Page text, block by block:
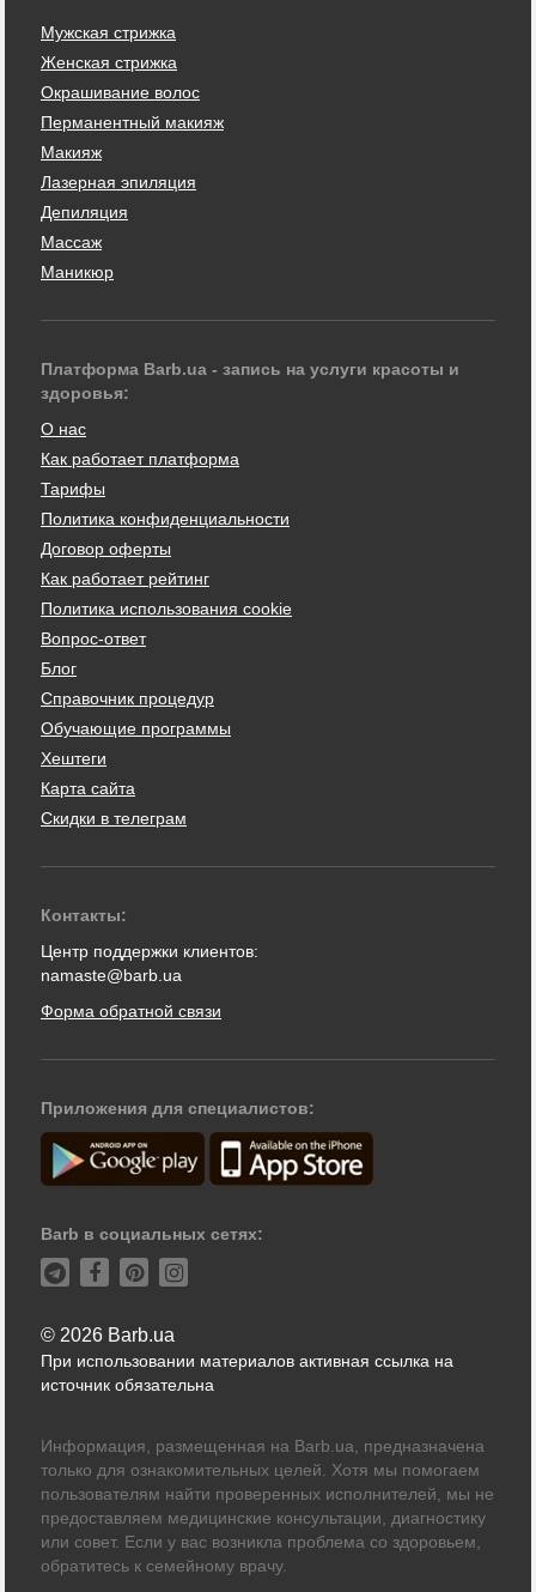
Мужская стрижка
Женская стрижка
Окрашивание волос
Перманентный макияж
Макияж
Лазерная эпиляция
Депиляция
Массаж
Маникюр
Платформа Barb.ua - запись на услуги красоты и
здоровья:
О нас
Как работает платформа
Тарифы
Политика конфиденциальности
Договор оферты
Как работает рейтинг
Политика использования cookie
Вопрос-ответ
Блог
Справочник процедур
Обучающие программы
Хештеги
Карта сайта
Скидки в телеграм
Контакты:
Центр поддержки клиентов:
namaste@barb.ua
Форма обратной связи
Приложения для специалистов:
Barb в социальных сетях:
© 2026 Barb.ua
При использовании материалов активная ссылка на
источник обязательна
Информация, размещенная на Barb.ua, предназначена
только для ознакомительных целей. Хотя мы помогаем
пользователям найти проверенных исполнителей, мы не
предоставляем медицинские консультации, диагностику
или совет. Если у вас возникла проблема со здоровьем,
обратитесь к семейному врачу.